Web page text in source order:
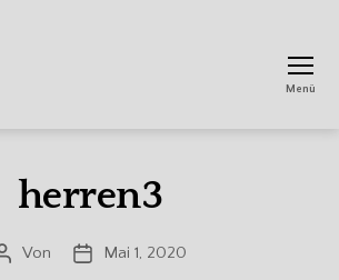
Menü
herren3
Beitragsautor
Von Veröffentlichungsdatum
Mai 1, 2020